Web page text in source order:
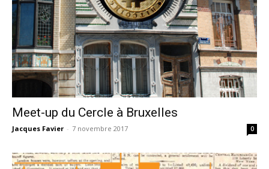
Meet-up du Cercle à Bruxelles
Jacques Favier - 7 novembre 2017 0